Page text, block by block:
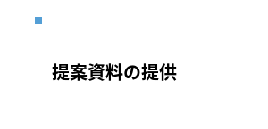
提案資料の提供